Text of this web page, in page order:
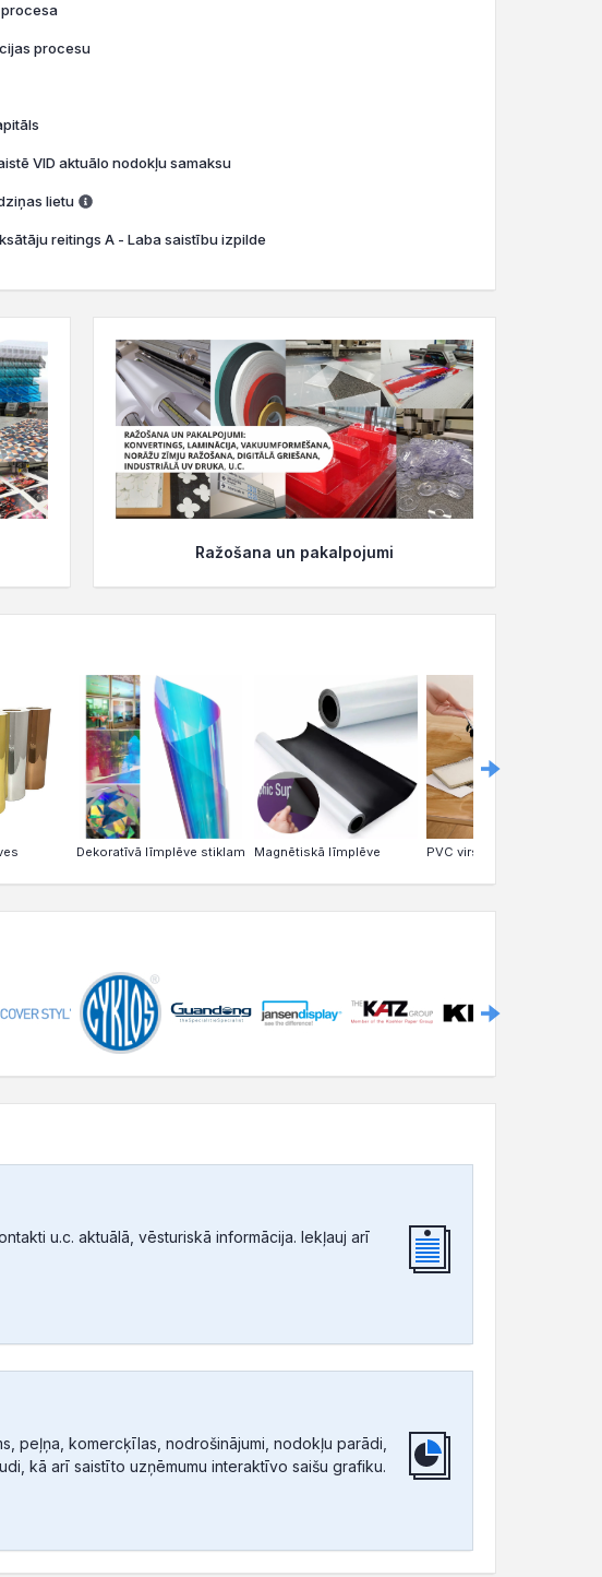
procesu
VID aktuālo nodokļu samaksu
lietu
reitings A - Laba saistību izpilde
Ražošana un pakalpojumi
Dekoratīvā līmplēve stiklam Magnētiskā līmplēve PVC virsmas aizsardzībai
u.c. aktuālā, vēsturiskā informācija. Iekļauj arī
peļņa, komercķīlas, nodrošinājumi, nodokļu parādi,
kā arī saistīto uzņēmumu interaktīvo saišu grafiku.